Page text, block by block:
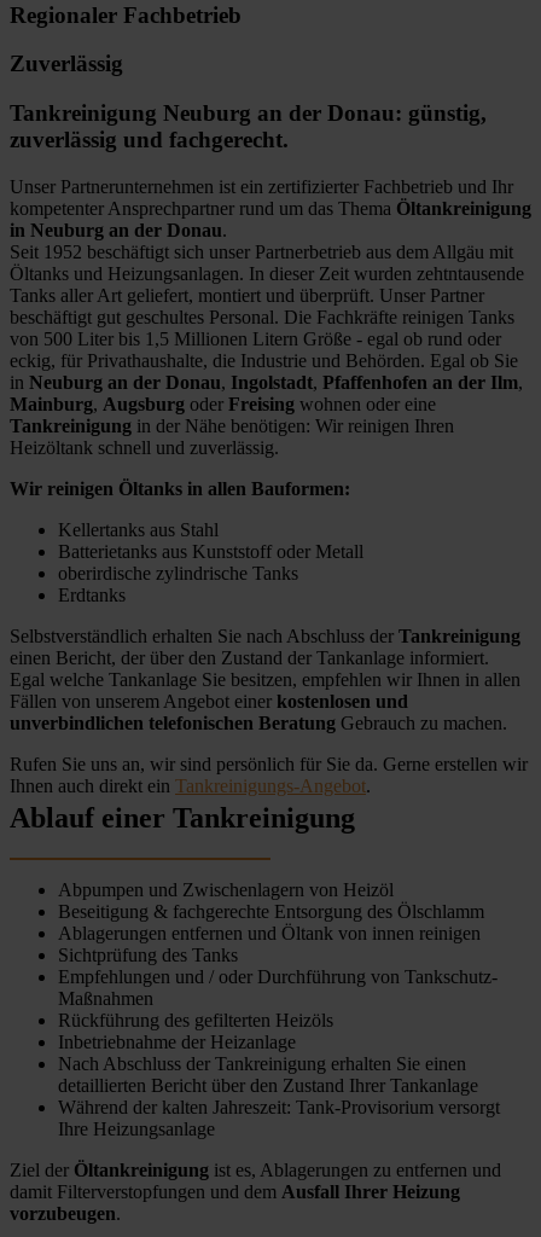
Regionaler Fachbetrieb
Zuverlässig
Tankreinigung Neuburg an der Donau: günstig,
zuverlässig und fachgerecht.
Unser Partnerunternehmen ist ein zertifizierter Fachbetrieb und Ihr
kompetenter Ansprechpartner rund um das Thema Öltankreinigung
in Neuburg an der Donau.
Seit 1952 beschäftigt sich unser Partnerbetrieb aus dem Allgäu mit
Öltanks und Heizungsanlagen. In dieser Zeit wurden zehtntausende
Tanks aller Art geliefert, montiert und überprüft. Unser Partner
beschäftigt gut geschultes Personal. Die Fachkräfte reinigen Tanks
von 500 Liter bis 1,5 Millionen Litern Größe - egal ob rund oder
eckig, für Privathaushalte, die Industrie und Behörden. Egal ob Sie
in Neuburg an der Donau, Ingolstadt, Pfaffenhofen an der Ilm,
Mainburg, Augsburg oder Freising wohnen oder eine
Tankreinigung in der Nähe benötigen: Wir reinigen Ihren
Heizöltank schnell und zuverlässig.
Wir reinigen Öltanks in allen Bauformen:
Kellertanks aus Stahl
Batterietanks aus Kunststoff oder Metall
oberirdische zylindrische Tanks
Erdtanks
Selbstverständlich erhalten Sie nach Abschluss der Tankreinigung
einen Bericht, der über den Zustand der Tankanlage informiert.
Egal welche Tankanlage Sie besitzen, empfehlen wir Ihnen in allen
Fällen von unserem Angebot einer kostenlosen und
unverbindlichen telefonischen Beratung Gebrauch zu machen.
Rufen Sie uns an, wir sind persönlich für Sie da. Gerne erstellen wir
Ihnen auch direkt ein Tankreinigungs-Angebot.
Ablauf einer Tankreinigung
Abpumpen und Zwischenlagern von Heizöl
Beseitigung & fachgerechte Entsorgung des Ölschlamm
Ablagerungen entfernen und Öltank von innen reinigen
Sichtprüfung des Tanks
Empfehlungen und / oder Durchführung von Tankschutz-
Maßnahmen
Rückführung des gefilterten Heizöls
Inbetriebnahme der Heizanlage
Nach Abschluss der Tankreinigung erhalten Sie einen
detaillierten Bericht über den Zustand Ihrer Tankanlage
Während der kalten Jahreszeit: Tank-Provisorium versorgt
Ihre Heizungsanlage
Ziel der Öltankreinigung ist es, Ablagerungen zu entfernen und
damit Filterverstopfungen und dem Ausfall Ihrer Heizung
vorzubeugen.